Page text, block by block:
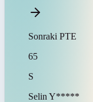
Sonraki PTE
65
S
Selin Y*****